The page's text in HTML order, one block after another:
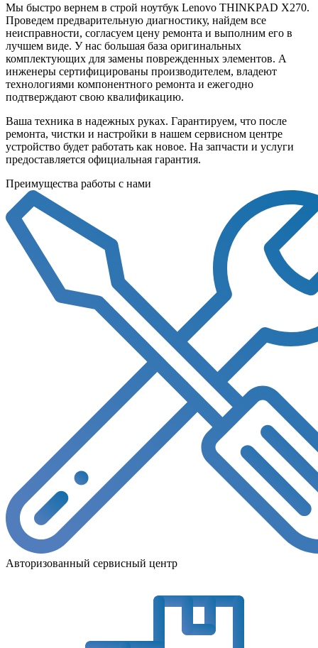
Мы быстро вернем в строй ноутбук Lenovo THINKPAD X270.
Проведем предварительную диагностику, найдем все
неисправности, согласуем цену ремонта и выполним его в
лучшем виде. У нас большая база оригинальных
комплектующих для замены поврежденных элементов. А
инженеры сертифицированы производителем, владеют
технологиями компонентного ремонта и ежегодно
подтверждают свою квалификацию.
Ваша техника в надежных руках. Гарантируем, что после
ремонта, чистки и настройки в нашем сервисном центре
устройство будет работать как новое. На запчасти и услуги
предоставляется официальная гарантия.
Преимущества работы с нами
Авторизованный сервисный центр